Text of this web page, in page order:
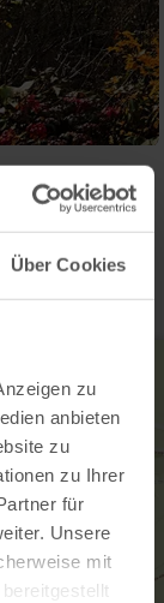
Über Cookies
zu
anbieten
zu
zu Ihrer
für
Unsere
mit